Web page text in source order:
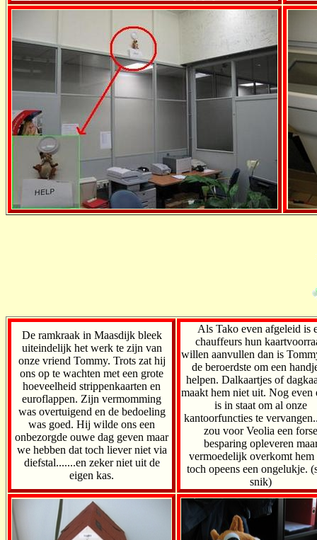
De ramkraak in Maasdijk bleek
uiteindelijk het werk te zijn van
onze vriend Tommy. Trots zat hij
ons op te wachten met een grote
hoeveelheid strippenkaarten en
euroflappen. Zijn vermomming
was overtuigend en de bedoeling
was goed. Hij wilde ons een
onbezorgde ouwe dag geven maar
we hebben dat toch liever niet via
diefstal.......en zeker niet uit de
eigen kas.
Als Tako even afgeleid is
chauffeurs hun
willen aanvullen dan is
de beroerdste om een
helpen. Dalkaartjes of
maakt hem niet uit. Nog even
is in staat om al onze
kantoorfuncties te
zou voor Veolia een forse
besparing opleveren
vermoedelijk overkomt hem
toch opeens een ongelukje.
snik)